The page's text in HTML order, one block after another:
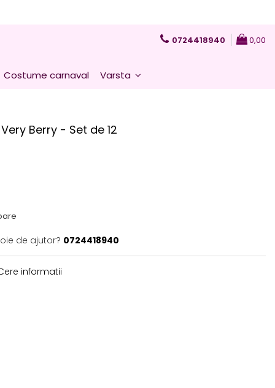
0724418940 0,00
Costume carnaval Varsta
Berry - Set de 12
de ajutor? 0724418940
informatii